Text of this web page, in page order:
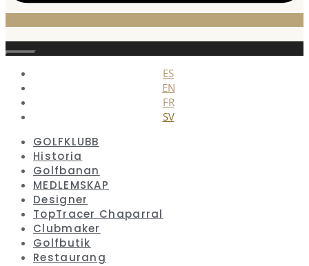
Stäng
ES
EN
FR
SV
GOLFKLUBB
Historia
Golfbanan
MEDLEMSKAP
Designer
TopTracer Chaparral
Clubmaker
Golfbutik
Restaurang